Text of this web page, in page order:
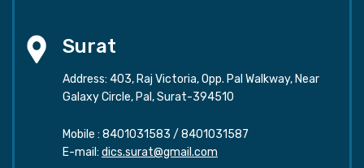
Surat
Address: 403, Raj Victoria, Opp. Pal Walkway, Near
Galaxy Circle, Pal, Surat-394510
Mobile : 8401031583 / 8401031587
E-mail: dics.surat@gmail.com